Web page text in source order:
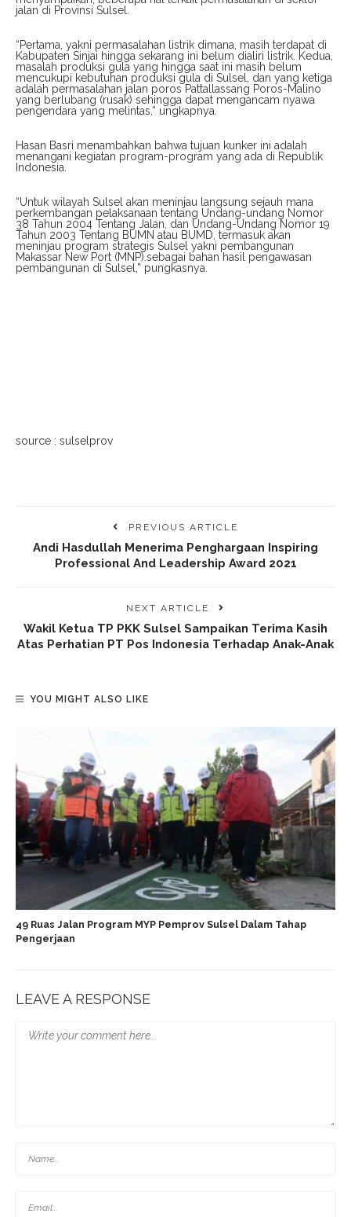
jalan di Provinsi Sulsel.
“Pertama, yakni permasalahan listrik dimana, masih terdapat di
Kabupaten Sinjai hingga sekarang ini belum dialiri listrik. Kedua,
masalah produksi gula yang hingga saat ini masih belum
mencukupi kebutuhan produksi gula di Sulsel, dan yang ketiga
adalah permasalahan jalan poros Pattallassang Poros-Malino
yang berlubang (rusak) sehingga dapat mengancam nyawa
pengendara yang melintas,” ungkapnya.
Hasan Basri menambahkan bahwa tujuan kunker ini adalah
menangani kegiatan program-program yang ada di Republik
Indonesia.
“Untuk wilayah Sulsel akan meninjau langsung sejauh mana
perkembangan pelaksanaan tentang Undang-undang Nomor
38 Tahun 2004 Tentang Jalan, dan Undang-Undang Nomor 19
Tahun 2003 Tentang BUMN atau BUMD, termasuk akan
meninjau program strategis Sulsel yakni pembangunan
Makassar New Port (MNP).sebagai bahan hasil pengawasan
pembangunan di Sulsel,” pungkasnya.
source : sulselprov
PREVIOUS ARTICLE
Andi Hasdullah Menerima Penghargaan Inspiring
Professional And Leadership Award 2021
NEXT ARTICLE
Wakil Ketua TP PKK Sulsel Sampaikan Terima Kasih
Atas Perhatian PT Pos Indonesia Terhadap Anak-Anak
YOU MIGHT ALSO LIKE
49 Ruas Jalan Program MYP Pemprov Sulsel Dalam Tahap
Pengerjaan
LEAVE A RESPONSE